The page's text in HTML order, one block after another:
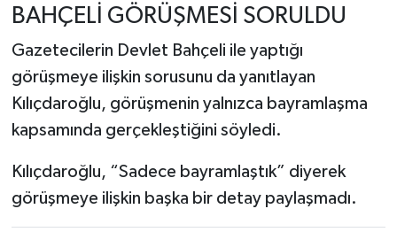
BAHÇELİ GÖRÜŞMESİ SORULDU
Gazetecilerin Devlet Bahçeli ile yaptığı
görüşmeye ilişkin sorusunu da yanıtlayan
Kılıçdaroğlu, görüşmenin yalnızca bayramlaşma
kapsamında gerçekleştiğini söyledi.
Kılıçdaroğlu, “Sadece bayramlaştık” diyerek
görüşmeye ilişkin başka bir detay paylaşmadı.